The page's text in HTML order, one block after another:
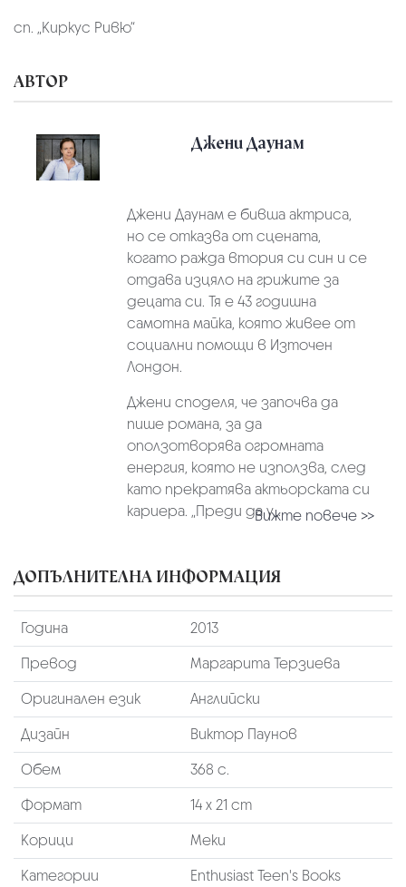
сп. „Киркус Ривю“
АВТОР
Джени Даунам
Джени Даунам е бивша актриса,
но се отказва от сцената,
когато ражда втория си син и се
отдава изцяло на грижите за
децата си. Тя е 43 годишна
самотна майка, която живее от
социални помощи в Източен
Лондон.
Джени споделя, че започва да
пише романа, за да
оползотворява огромната
енергия, която не използва, след
като прекратява актьорската си
кариера. „Преди да у...Вижте повече >>
ДОПЪЛНИТЕЛНА ИНФОРМАЦИЯ
Година
2013
Превод
Маргарита Терзиева
Оригинален език
Английски
Дизайн
Виктор Паунов
Обем
368 с.
Формат
14 х 21 cm
Корици
Меки
Категории
Enthusiast Teen's Books